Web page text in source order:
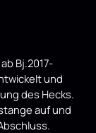
Bj.2017-
und
des Hecks.
auf und